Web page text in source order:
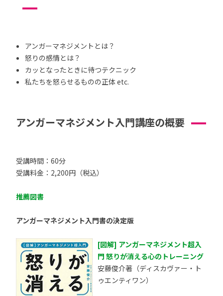
アンガーマネジメントとは？
怒りの感情とは？
カッとなったときに待つテクニック
私たちを怒らせるものの正体 etc.
アンガーマネジメント入門講座の概要
受講時間：60分
受講料金：2,200円（税込）
推薦図書
アンガーマネジメント入門書の決定版
[図解] アンガーマネジメント超入
門 怒りが消える心のトレーニング
安藤俊介著（ディスカヴァー・ト
ゥエンティワン）